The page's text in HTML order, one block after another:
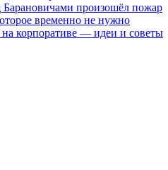
Барановичами произошёл пожар
временно не нужно
корпоративе — идеи и советы